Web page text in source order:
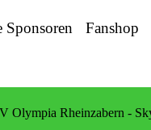
Sponsoren Fanshop